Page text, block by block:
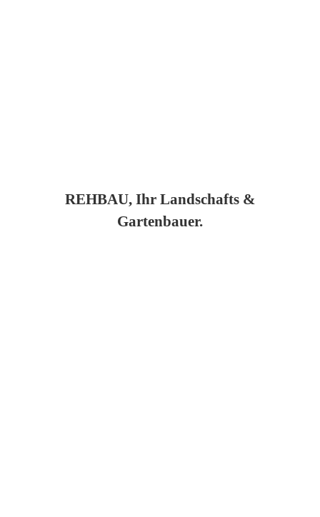
REHBAU, Ihr Landschafts &
Gartenbauer.